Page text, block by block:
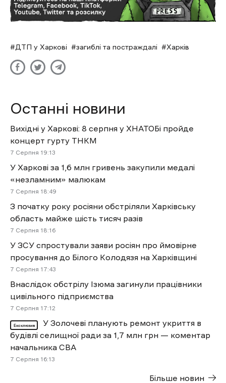
ДТП у Харкові загиблі та постраждалі Харків
Останні новини
Вихідні у Харкові: 8 серпня у ХНАТОБі пройде
концерт гурту ТНКМ
7 Cерпня 19:13
У Харкові за 1,6 млн гривень закупили медалі
«незламним» малюкам
7 Cерпня 18:49
З початку року росіяни обстріляли Харківську
область майже шість тисяч разів
7 Cерпня 18:16
У ЗСУ спростували заяви росіян про ймовірне
просування до Білого Колодязя на Харківщині
7 Cерпня 17:43
Внаслідок обстрілу Ізюма загинули працівники
цивільного підприємства
7 Cерпня 17:12
Ексклюзив
У Золочеві планують ремонт укриття в
будівлі селищної ради за 1,7 млн грн — коментар
начальника СВА
7 Cерпня 16:13
Більше новин